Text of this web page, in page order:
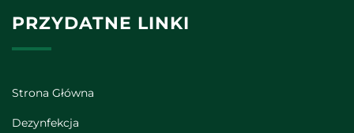
PRZYDATNE LINKI
Strona Główna
Dezynfekcja